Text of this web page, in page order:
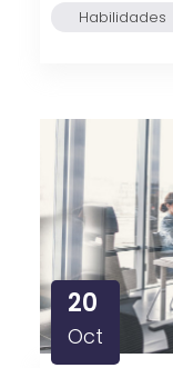
Habilidades
20
Oct